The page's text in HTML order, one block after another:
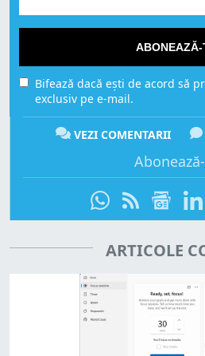
ABONEAZĂ-
Bifează dacă ești de acord să
exclusiv pe e-mail.
VEZI COMENTARII
ARTICOLE